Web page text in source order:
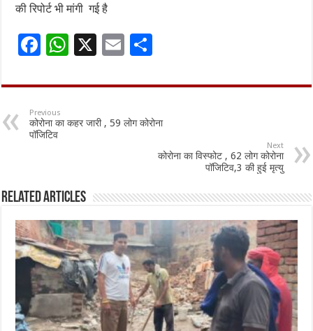
की रिपोर्ट भी मांगी गई है
F
e
b
o
W
at
p
X
E
ai
l
ar
e
Previous
कोरोना का कहर जारी , 59 लोग कोरोना
पॉजिटिव
Next
कोरोना का विस्फोट , 62 लोग कोरोना
पॉजिटिव,3 की हुई मृत्यु
Related Articles